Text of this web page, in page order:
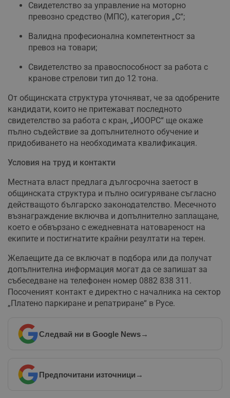
Свидетелство за управление на моторно
превозно средство (МПС), категория „С“;
Валидна професионална компетентност за
превоз на товари;
Свидетелство за правоспособност за работа с
кранове стрелови тип до 12 тона.
От общинската структура уточняват, че за одобрените
кандидати, които не притежават последното
свидетелство за работа с кран, „ИООРС“ ще окаже
пълно съдействие за допълнителното обучение и
придобиването на необходимата квалификация.
Условия на труд и контакти
Местната власт предлага дългосрочна заетост в
общинската структура и пълно осигуряване съгласно
действащото българско законодателство. Месечното
възнаграждение включва и допълнително заплащане,
което е обвързано с ежедневната натовареност на
екипите и постигнатите крайни резултати на терен.
Желаещите да се включат в подбора или да получат
допълнителна информация могат да се запишат за
събеседване на телефонен номер 0882 838 311.
Посоченият контакт е директно с началника на сектор
„Платено паркиране и репатриране“ в Русе.
Следвай ни в Google News→
Предпочитани източници →